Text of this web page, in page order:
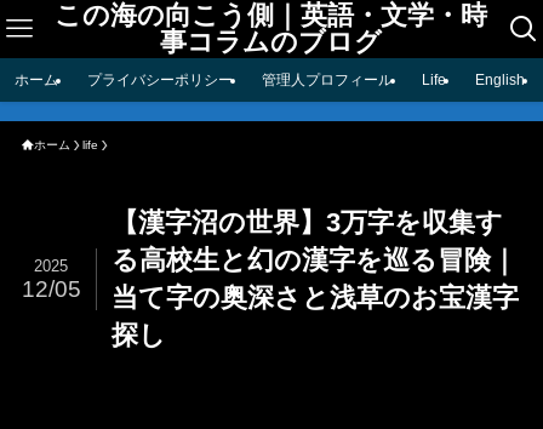
この海の向こう側｜英語・文学・時
事コラムのブログ
ホーム プライバシーポリシー 管理人プロフィール Life English
ホーム life
【漢字沼の世界】3万字を収集す
る高校生と幻の漢字を巡る冒険｜
当て字の奥深さと浅草のお宝漢字
探し
2025
12/05